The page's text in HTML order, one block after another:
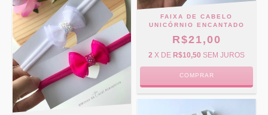
FAIXA DE CABELO
UNICÓRNIO ENCANTADO
R$21,00
2 X DE R$10,50 SEM JUROS
COMPRAR